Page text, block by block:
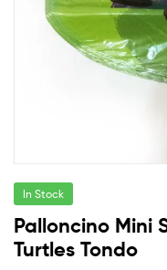
In Stock
Palloncino Mini
Turtles Tondo